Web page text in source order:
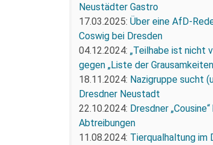
Neustädter Gastro
17.03.2025: Über eine AfD-
Coswig bei Dresden
04.12.2024: „Teilhabe ist nicht
gegen „Liste der
18.11.2024: Nazigruppe sucht
Dresdner Neustadt
22.10.2024: Dresdner
Abtreibungen
11.08.2024: Tierqualhaltung